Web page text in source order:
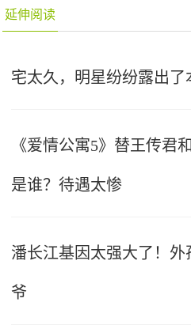
延伸阅读
宅太久，明星纷纷露出了
《爱情公寓5》替王传君
是谁？待遇太惨
潘长江基因太强大了！
爷